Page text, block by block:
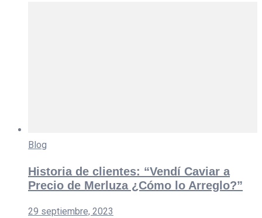
Blog
Historia de clientes: “Vendí Caviar a
Precio de Merluza ¿Cómo lo Arreglo?”
29 septiembre, 2023